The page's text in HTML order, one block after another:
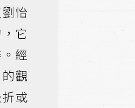
怡
它
經
觀
或